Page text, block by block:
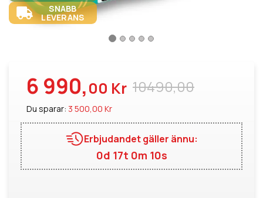
SNABB
LEVERANS
10490,00
6 990,00 Kr
Du sparar: 3 500,00 Kr
Erbjudandet gäller ännu:
0d 17t 0m 9s